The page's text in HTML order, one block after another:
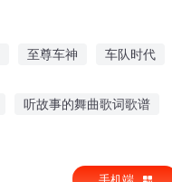
至尊车神 车队时代
听故事的舞曲歌词歌谱